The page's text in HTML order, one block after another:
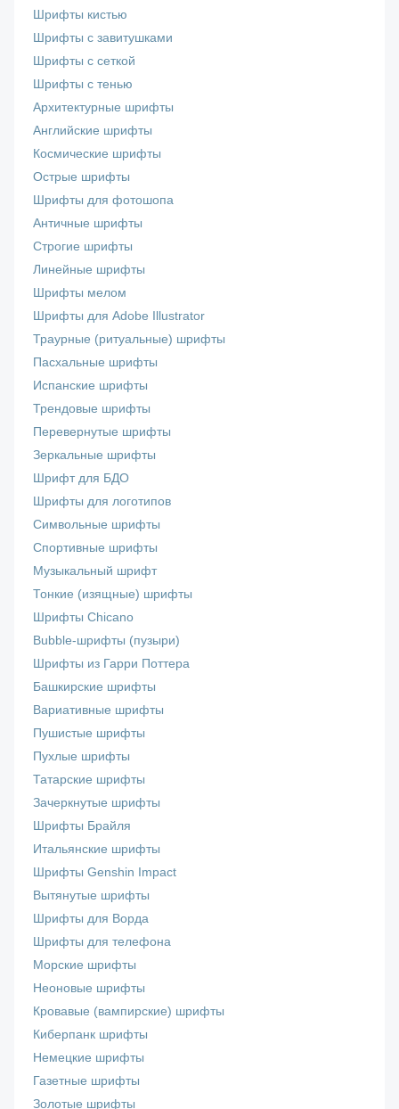
Шрифты кистью
Шрифты с завитушками
Шрифты с сеткой
Шрифты с тенью
Архитектурные шрифты
Английские шрифты
Космические шрифты
Острые шрифты
Шрифты для фотошопа
Античные шрифты
Строгие шрифты
Линейные шрифты
Шрифты мелом
Шрифты для Adobe Illustrator
Траурные (ритуальные) шрифты
Пасхальные шрифты
Испанские шрифты
Трендовые шрифты
Перевернутые шрифты
Зеркальные шрифты
Шрифт для БДО
Шрифты для логотипов
Символьные шрифты
Спортивные шрифты
Музыкальный шрифт
Тонкие (изящные) шрифты
Шрифты Chicano
Bubble-шрифты (пузыри)
Шрифты из Гарри Поттера
Башкирские шрифты
Вариативные шрифты
Пушистые шрифты
Пухлые шрифты
Татарские шрифты
Зачеркнутые шрифты
Шрифты Брайля
Итальянские шрифты
Шрифты Genshin Impact
Вытянутые шрифты
Шрифты для Ворда
Шрифты для телефона
Морские шрифты
Неоновые шрифты
Кровавые (вампирские) шрифты
Киберпанк шрифты
Немецкие шрифты
Газетные шрифты
Золотые шрифты